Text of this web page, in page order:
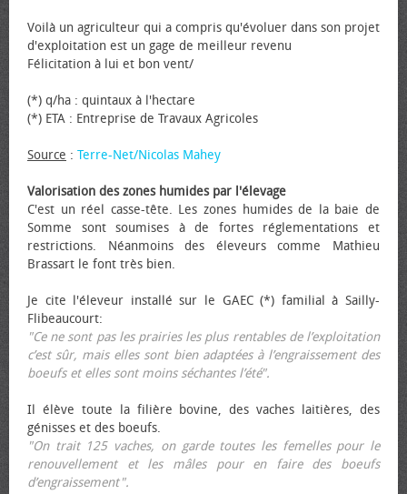
Voilà un agriculteur qui a compris qu'évoluer dans son projet
d'exploitation est un gage de meilleur revenu
Félicitation à lui et bon vent/
(*) q/ha : quintaux à l'hectare
(*) ETA : Entreprise de Travaux Agricoles
Source : Terre-Net/Nicolas Mahey
Valorisation des zones humides par l'élevage
C'est un réel casse-tête. Les zones humides de la baie de
Somme sont soumises à de fortes réglementations et
restrictions. Néanmoins des éleveurs comme Mathieu
Brassart le font très bien.
Je cite l'éleveur installé sur le GAEC (*) familial à Sailly-
Flibeaucourt:
"Ce ne sont pas les prairies les plus rentables de l’exploitation
c’est sûr, mais elles sont bien adaptées à l’engraissement des
bœufs et elles sont moins séchantes l’été".
Il élève toute la filière bovine, des vaches laitières, des
génisses et des bœufs.
"On trait 125 vaches, on garde toutes les femelles pour le
renouvellement et les mâles pour en faire des bœufs
d’engraissement".